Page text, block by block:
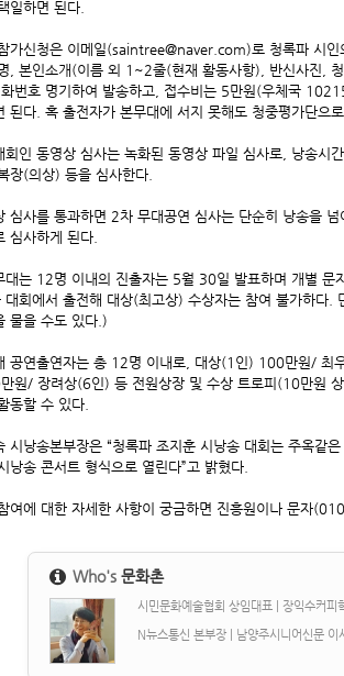
일하면 된다.
가신청은 이메일(saintree@naver.com)로 청록파 시
, 본인소개(이름 외 1~2줄(현재 활동사항), 반신사진,
번호 명기하여 발송하고, 접수비는 5만원(우체국
된다. 혹 출전자가 본무대에 서지 못해도 청중평가단으
회인 동영상 심사는 녹화된 동영상 파일 심사로, 낭송시
장(의상) 등을 심사한다.
심사를 통과하면 2차 무대공연 심사는 단순히 낭송을
심사하게 된다.
대는 12명 이내의 진출자는 5월 30일 발표하며 개별
대회에서 출전해 대상(최고상) 수상자는 참여 불가하다.
물을 수도 있다.)
공연출연자는 총 12명 이내로, 대상(1인) 100만원/
원/ 장려상(6인) 등 전원상장 및 수상 트로피(10만원
동할 수 있다.
시낭송본부장은 “청록파 조지훈 시낭송 대회는 주옥같
낭송 콘서트 형식으로 열린다”고 밝혔다.
여에 대한 자세한 사항이 궁금하면 진흥원이나 문자
Who's 문화촌
시민문화예술협회 상임대표 | 장익수커피
N뉴스통신 본부장 | 남양주시니어신문 이